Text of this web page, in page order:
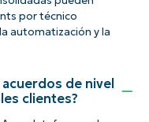
por técnico
automatización y la
de nivel
clientes?